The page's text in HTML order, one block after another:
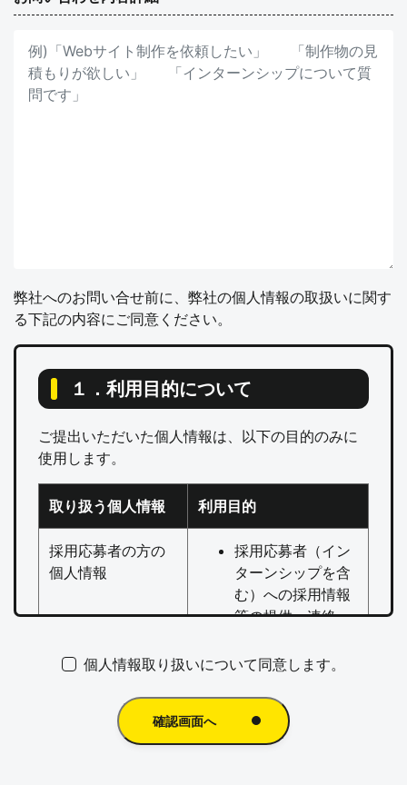
弊社へのお問い合せ前に、弊社の個人情報の取扱いに関す
る下記の内容にご同意ください。
１．利用目的について
ご提出いただいた個人情報は、以下の目的のみに
使用します。
取り扱う個人情報 利用目的
採用応募者の方の
個人情報
採用応募者（イン
ターンシップを含
む）への採用情報
等の提供・連絡
管理
お問い合わせ頂い
た方の個人情報
お問い合わせ、ご意見
などに対する回答や資
個人情報取り扱いについて同意します。
確認画面へ